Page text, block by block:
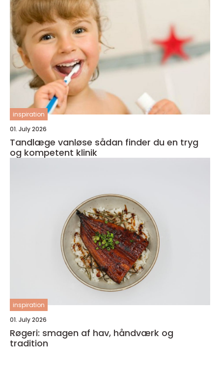
inspiration
01. July 2026
Tandlæge vanløse sådan finder du en tryg
og kompetent klinik
inspiration
01. July 2026
Røgeri: smagen af hav, håndværk og
tradition